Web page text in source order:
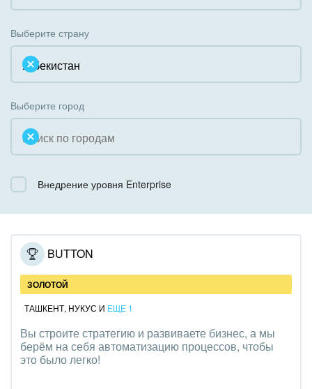
Внедрение Бизнес-процессов
Системное администрирование
Интернет-магазин и CRM
Крупные корпоративные внедрения
Внедрение для медицины
Внедрение для гос.организаций
Внедрение онлайн-продаж
Внедрение онлайн-офиса / Интранета
Государственные организации
Коммунальные услуги, ЖКХ
Некоммерческие, религиозные организации,
Недвижимость, риэлтерские компании
Образование, наука
Общественно-политические организации
Охрана, безопасность
Промышленность
СМИ, издательства, справочники
Страхование
Строительство, ремонт и благоустройство
Транспорт, Авиация, автобизнес
Облачный Битрикс24
Коробочная версия
Выберите страну
Выберите город
Внедрение уровня Enterprise
RED BUTTON
ЗОЛОТОЙ
ТАШКЕНТ, НУКУС И ЕЩЕ 1
Вы строите стратегию и развиваете бизнес, а мы
берём на себя автоматизацию процессов, чтобы
это было легко!